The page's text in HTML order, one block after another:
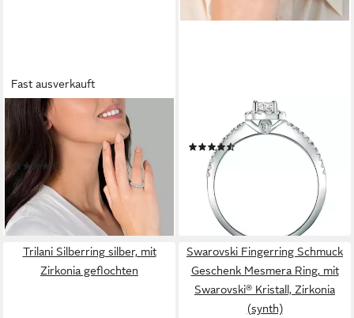
Fast ausverkauft
TRILANI
Silberring silber, mit Zirkonia
für Damen
51,95 € UVP 89,00 €
-42%
lieferbar - in 2-3 Werktagen bei dir
Silberring silber, mit Zirkonia
(18)
ab 39,95 €
lieferbar - in 2-3 Werktagen bei dir
Trilani Silberring silber, mit
Zirkonia geflochten
Swarovski Fingerring Schmuck
Geschenk Mesmera Ring, mit
Swarovski® Kristall, Zirkonia
(synth)